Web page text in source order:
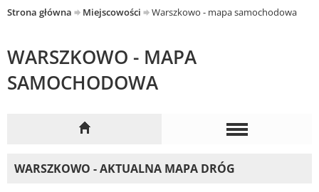
Strona główna Miejscowości Warszkowo - mapa samochodowa
WARSZKOWO - MAPA
SAMOCHODOWA
WARSZKOWO - AKTUALNA MAPA DRÓG